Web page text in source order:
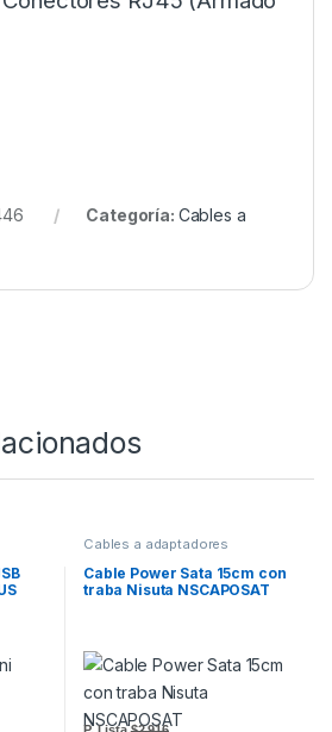
Categoría: Cables a
Cables a adaptadores
Cable Power Sata 15cm con
traba Nisuta NSCAPOSAT